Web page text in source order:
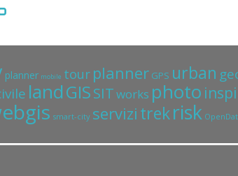
planner mobile tour planner GPS urban
landGISSITworks photo
smart-city servizi trekrisk